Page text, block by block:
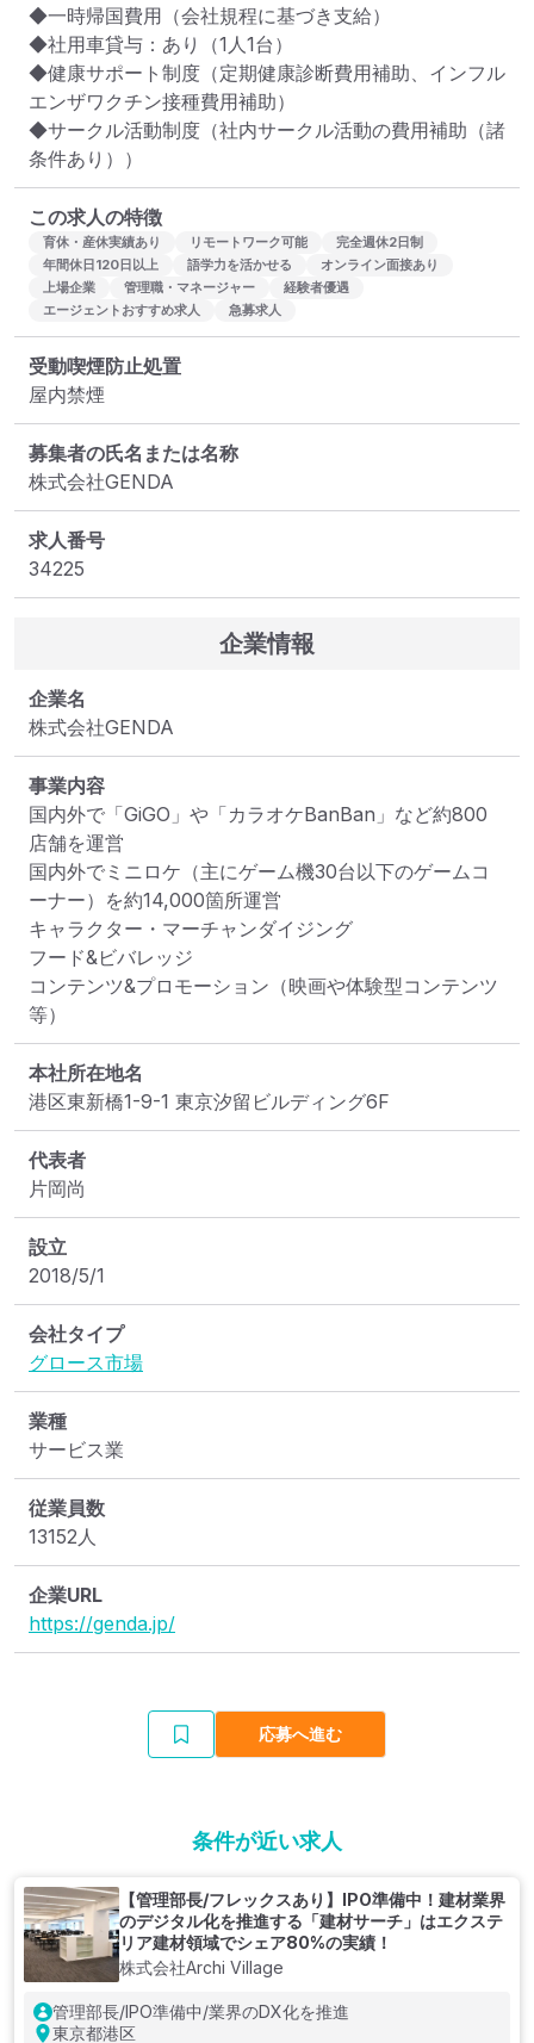
◆一時帰国費用（会社規程に基づき支給）
◆社用車貸与：あり（1人1台）
◆健康サポート制度（定期健康診断費用補助、インフル
エンザワクチン接種費用補助）
◆サークル活動制度（社内サークル活動の費用補助（諸
条件あり））
この求人の特徴
育休・産休実績あり リモートワーク可能
完全週休2日制
年間休日120日以上
語学力を活かせる
オンライン面接あり
上場企業
管理職・マネージャー
経験者優遇
エージェントおすすめ求人
急募求人
受動喫煙防止処置
屋内禁煙
募集者の氏名または名称
株式会社GENDA
求人番号
34225
企業情報
企業名
株式会社GENDA
事業内容
国内外で「GiGO」や「カラオケBanBan」など約800
店舗を運営
国内外でミニロケ（主にゲーム機30台以下のゲームコ
ーナー）を約14,000箇所運営
キャラクター・マーチャンダイジング
フード&ビバレッジ
コンテンツ&プロモーション（映画や体験型コンテンツ
等）
本社所在地名
港区東新橋1-9-1 東京汐留ビルディング6F
代表者
片岡尚
設立
2018/5/1
会社タイプ
グロース市場
業種
サービス業
従業員数
13152人
企業URL
https://genda.jp/
応募へ進む
条件が近い求人
【管理部長/フレックスあり】IPO準備中！建材業界
のデジタル化を推進する「建材サーチ」はエクステ
リア建材領域でシェア80%の実績！
株式会社Archi Village
管理部長/IPO準備中/業界のDX化を推進
東京都港区